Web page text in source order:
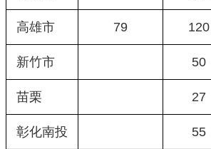
高雄市 79 120
新竹市 50
苗栗 27
彰化南投 55